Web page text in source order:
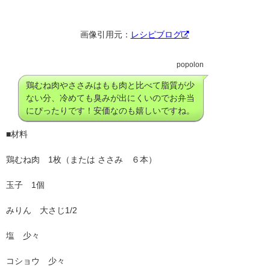
画像引用元： レシピブログ
popolon
鶏むね肉やささみはもも肉と比べて脂質が少
ない分、冷めても臭みが出にくいのでお弁当
にぴったりです！安価なのも嬉しいですね。
■材料
鶏むね肉 1枚（または ささみ ６本）
玉子 1個
みりん 大さじ1/2
塩 少々
コショウ 少々